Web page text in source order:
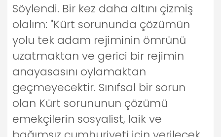
Söylendi. Bir kez daha altını çizmiş
olalım: "Kürt sorununda çözümün
yolu tek adam rejiminin ömrünü
uzatmaktan ve gerici bir rejimin
anayasasını oylamaktan
geçmeyecektir. Sınıfsal bir sorun
olan Kürt sorununun çözümü
emekçilerin sosyalist, laik ve